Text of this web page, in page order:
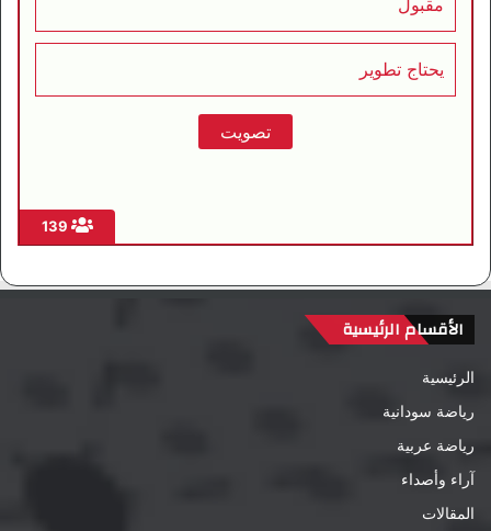
يحتاج تطوير
الأقسام الرئيسية
الرئيسية
رياضة سودانية
رياضة عربية
آراء وأصداء
المقالات